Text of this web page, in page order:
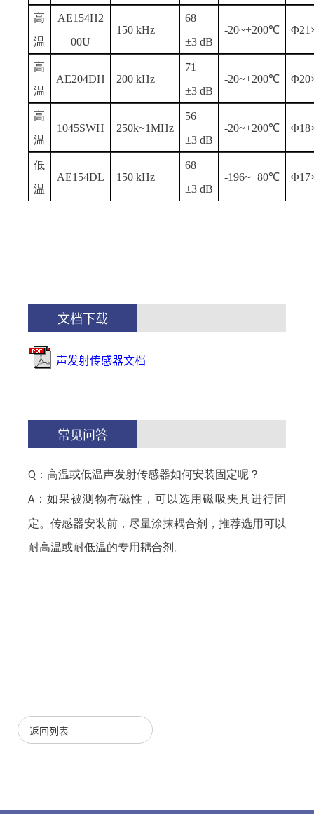
高
温
AE154H2
00U
150 kHz
68
±3 dB
-20~+200℃
高
温
AE204DH 200 kHz
71
±3 dB
-20~+200℃
高
温
1045SWH 250k~1MHz
56
±3 dB
-20~+200℃
低
温
AE154DL 150 kHz
68
±3 dB
-196~+80℃
文档下载
声发射传感器文档
常见问答
Q ：高温或低温声发射传感器如何安装固定呢？
A ：如果被测物有磁性，可以选用磁吸夹具进行固
定。传感器安装前，尽量涂抹耦合剂，推荐选用可以
耐高温或耐低温的专用耦合剂。
返回列表